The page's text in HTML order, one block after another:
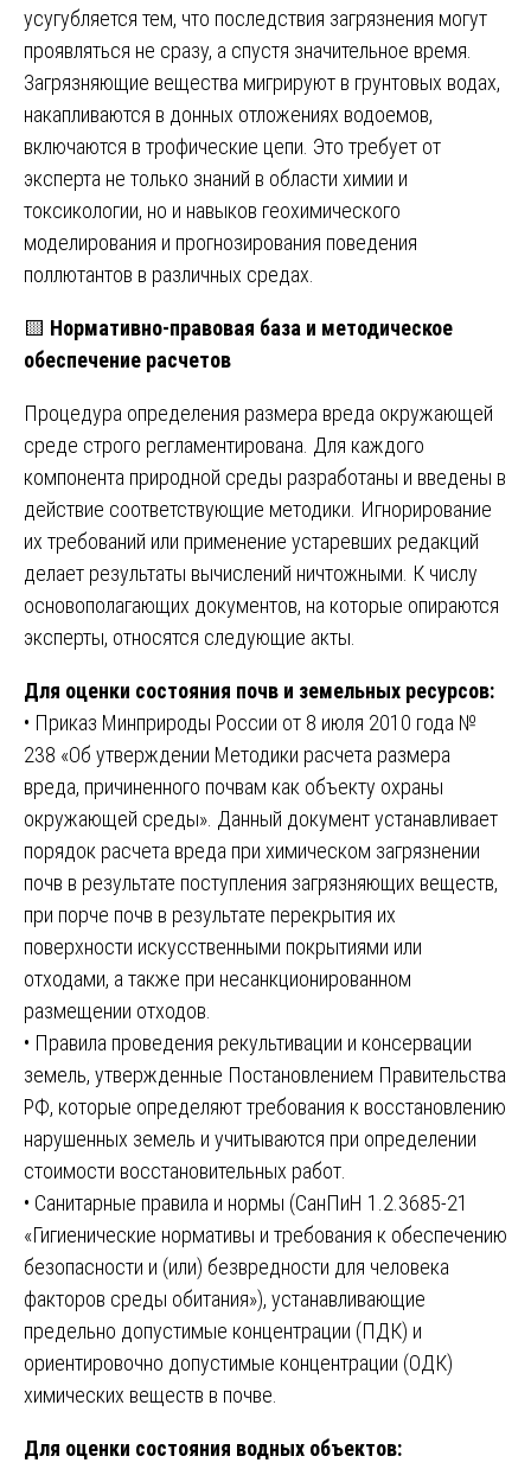
усугубляется тем, что последствия загрязнения могут
проявляться не сразу, а спустя значительное время.
Загрязняющие вещества мигрируют в грунтовых водах,
накапливаются в донных отложениях водоемов,
включаются в трофические цепи. Это требует от
эксперта не только знаний в области химии и
токсикологии, но и навыков геохимического
моделирования и прогнозирования поведения
поллютантов в различных средах.
🟨 Нормативно-правовая база и методическое
обеспечение расчетов
Процедура определения размера вреда окружающей
среде строго регламентирована. Для каждого
компонента природной среды разработаны и введены в
действие соответствующие методики. Игнорирование
их требований или применение устаревших редакций
делает результаты вычислений ничтожными. К числу
основополагающих документов, на которые опираются
эксперты, относятся следующие акты.
Для оценки состояния почв и земельных ресурсов:
• Приказ Минприроды России от 8 июля 2010 года №
238 «Об утверждении Методики расчета размера
вреда, причиненного почвам как объекту охраны
окружающей среды». Данный документ устанавливает
порядок расчета вреда при химическом загрязнении
почв в результате поступления загрязняющих веществ,
при порче почв в результате перекрытия их
поверхности искусственными покрытиями или
отходами, а также при несанкционированном
размещении отходов.
• Правила проведения рекультивации и консервации
земель, утвержденные Постановлением Правительства
РФ, которые определяют требования к восстановлению
нарушенных земель и учитываются при определении
стоимости восстановительных работ.
• Санитарные правила и нормы (СанПиН 1.2.3685-21
«Гигиенические нормативы и требования к обеспечению
безопасности и (или) безвредности для человека
факторов среды обитания»), устанавливающие
предельно допустимые концентрации (ПДК) и
ориентировочно допустимые концентрации (ОДК)
химических веществ в почве.
Для оценки состояния водных объектов: